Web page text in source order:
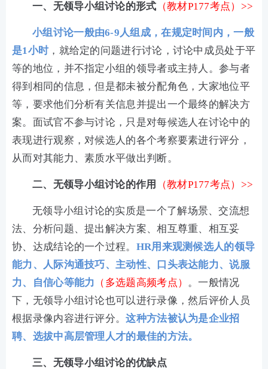
一、无领导小组讨论的形式 （教材P177考点） >>
小组讨论一般由6-9人组成，在规定时间内，一般
是1小时，就给定的问题进行讨论，讨论中成员处于平
等的地位，并不指定小组的领导者或主持人。参与者
得到相同的信息，但是都未被分配角色，大家地位平
等，要求他们分析有关信息并提出一个最终的解决方
案。面试官不参与讨论，只是对每候选人在讨论中的
表现进行观察，对候选人的各个考察要素进行评分，
从而对其能力、素质水平做出判断。
二、无领导小组讨论的作用 （教材P177考点）>>
无领导小组讨论的实质是一个了解场景、交流想
法、分析问题、提出解决方案、相互尊重、相互妥
协、达成结论的一个过程。 HR用来观测候选人的领导
能力、人际沟通技巧、主动性、口头表达能力、说服
力、自信心等能力
（多选题高频考点） 。一般情况
下，无领导小组讨论也可以进行录像，然后评价人员
根据录像内容进行评分。这种方法被认为是企业招
聘、选拔中高层管理人才的最佳的方法。
三、无领导小组讨论的优缺点